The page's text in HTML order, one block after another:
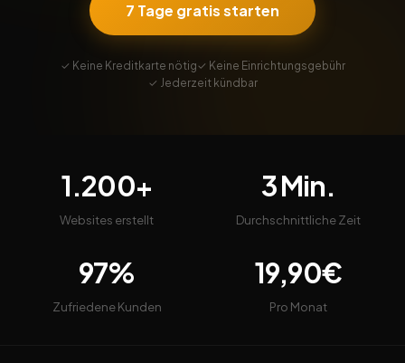
7 Tage gratis starten
✓ Keine Kreditkarte nötig✓ Keine Einrichtungsgebühr
✓ Jederzeit kündbar
1.200+
Websites erstellt
3 Min.
Durchschnittliche Zeit
97%
Zufriedene Kunden
19,90€
Pro Monat